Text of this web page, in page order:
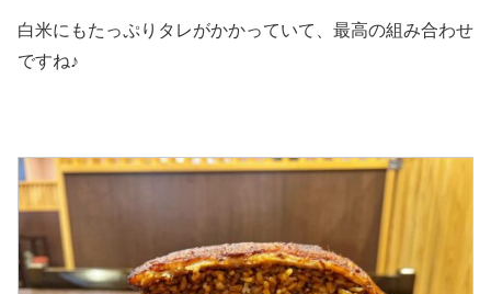
白米にもたっぷりタレがかかっていて、最高の組み合わせ
ですね♪